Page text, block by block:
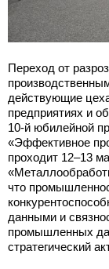
Переход от
действующие
предприятиях и
10-й юбилейной
«Эффективное
проходит 12–13
что
данными и
промышленных
стратегический